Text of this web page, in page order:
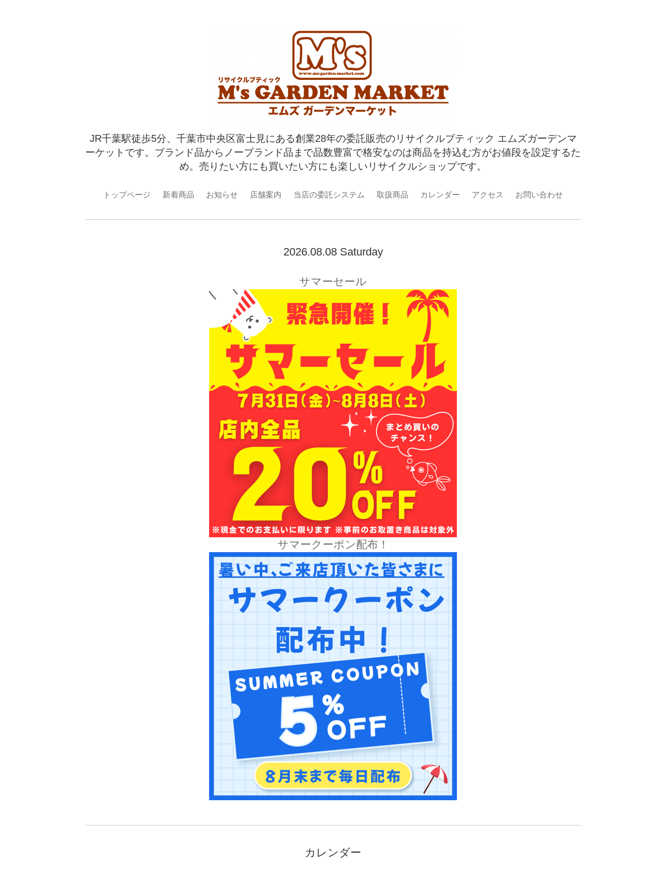
JR千葉駅徒歩5分、千葉市中央区富士見にある創業28年の委託販売のリサイクルブティック エムズガーデンマ
ーケットです。ブランド品からノーブランド品まで品数豊富で格安なのは商品を持込む方がお値段を設定するた
め。売りたい方にも買いたい方にも楽しいリサイクルショップです。
トップページ 新着商品 お知らせ 店舗案内 当店の委託システム 取扱商品 カレンダー アクセス お問い合わせ
2026.08.08 Saturday
サマーセール
サマークーポン配布！
カレンダー